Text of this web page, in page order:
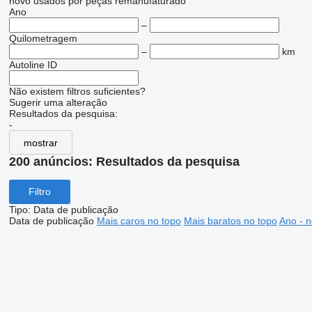
Ano
–
Quilometragem
–
km
Autoline ID
Não existem filtros suficientes?
Sugerir uma alteração
Resultados da pesquisa:
-
mostrar
200 anúncios: Resultados da pesquisa
Filtro
Tipo: Data de publicação
Data de publicação Mais caros no topo Mais baratos no topo Ano -